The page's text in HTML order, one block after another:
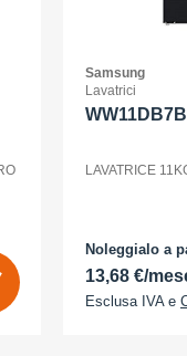
Samsung
Lavatrici
LAVATRICE
Noleggialo a
13,68 €/
Esclusa IVA e